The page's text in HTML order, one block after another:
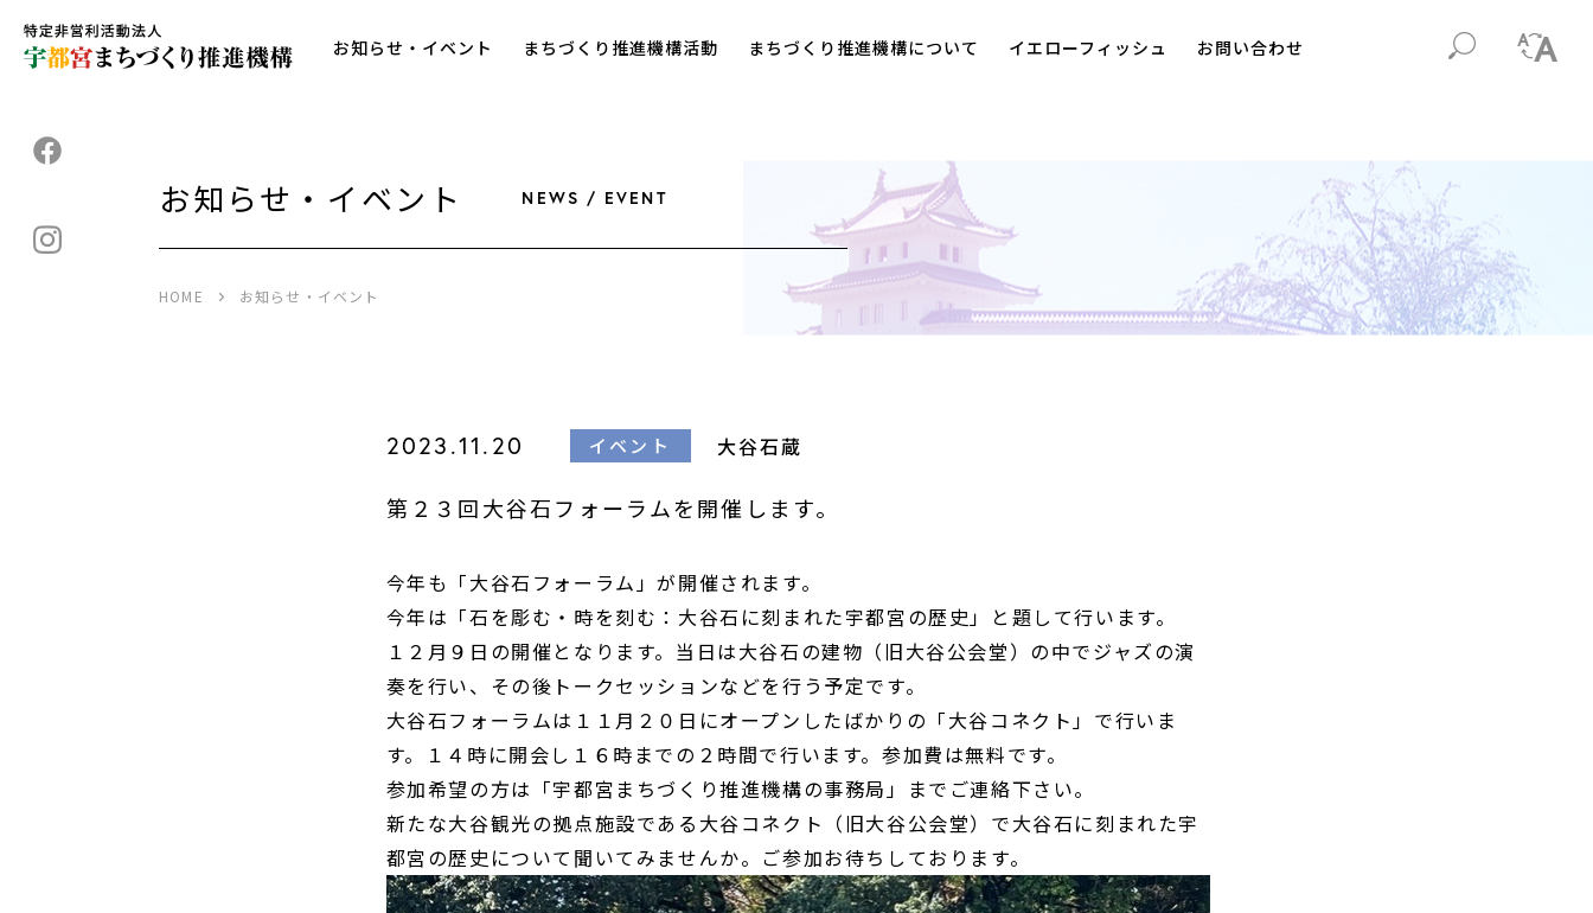
お知らせ・イベント まちづくり推進機構活動 まちづくり推進機構について イエローフィッシュ お問い合わせ
お知らせ・イベント NEWS / EVENT
HOME お知らせ・イベント
2023.11.20 イベント 大谷石蔵
第２３回大谷石フォーラムを開催します。
今年も「大谷石フォーラム」が開催されます。
今年は「石を彫む・時を刻む：大谷石に刻まれた宇都宮の歴史」と題して行います。
１２月９日の開催となります。当日は大谷石の建物（旧大谷公会堂）の中でジャズの演
奏を行い、その後トークセッションなどを行う予定です。
大谷石フォーラムは１１月２０日にオープンしたばかりの「大谷コネクト」で行いま
す。１４時に開会し１６時までの２時間で行います。参加費は無料です。
参加希望の方は「宇都宮まちづくり推進機構の事務局」までご連絡下さい。
新たな大谷観光の拠点施設である大谷コネクト（旧大谷公会堂）で大谷石に刻まれた宇
都宮の歴史について聞いてみませんか。ご参加お待ちしております。